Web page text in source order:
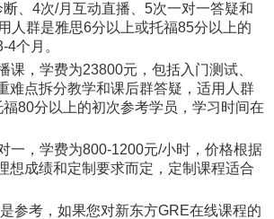
、4次/月互动直播、5次一对一答疑和
人群是雅思6分以上或托福85分以上的
个月。
课，学费为23800元，包括入门测试、
难点拆分教学和课后群答疑，适用人群
80分以上的初次参考学员，学习时间在
一，学费为800-1200元/小时，价格根据
想成绩和定制要求而定，定制课程适合
是参考，如果您对新东方GRE在线课程的